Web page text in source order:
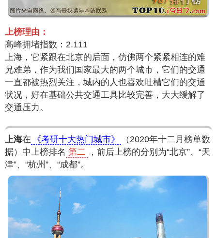
上榜理由：
高峰拥堵指数：2.111
上海，它紧跟在北京的后面，仿佛两个紧紧相连的难
兄难弟，作为我们国家最大的两个城市，它们的交通
一直都被热烈关注，城内的人也喜欢吐槽它们的交通
状况，好在基础公共交通工具比较完善，大大缓解了
交通压力。
上海在 《考研十大热门城市》
（2020年十二月榜单数
据）中上榜排名 第二
，前后上榜的分别为“北京”、“天
津”、“杭州”、“成都”。